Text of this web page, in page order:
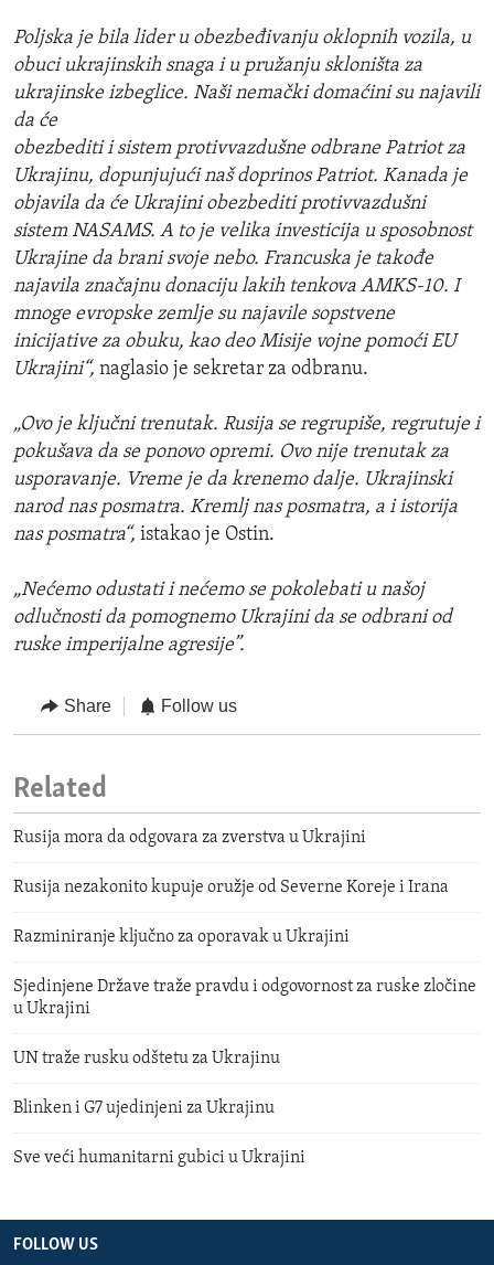
Poljska je bila lider u obezbeđivanju oklopnih vozila, u
obuci ukrajinskih snaga i u pružanju skloništa za
ukrajinske izbeglice. Naši nemački domaćini su najavili
da će
obezbediti i sistem protivvazdušne odbrane Patriot za
Ukrajinu, dopunjujući naš doprinos Patriot. Kanada je
objavila da će Ukrajini obezbediti protivvazdušni
sistem NASAMS. A to je velika investicija u sposobnost
Ukrajine da brani svoje nebo. Francuska je takođe
najavila značajnu donaciju lakih tenkova AMKS-10. I
mnoge evropske zemlje su najavile sopstvene
inicijative za obuku, kao deo Misije vojne pomoći EU
Ukrajini“, naglasio je sekretar za odbranu.
„Ovo je ključni trenutak. Rusija se regrupiše, regrutuje i
pokušava da se ponovo opremi. Ovo nije trenutak za
usporavanje. Vreme je da krenemo dalje. Ukrajinski
narod nas posmatra. Kremlj nas posmatra, a i istorija
nas posmatra“, istakao je Ostin.
„Nećemo odustati i nećemo se pokolebati u našoj
odlučnosti da pomognemo Ukrajini da se odbrani od
ruske imperijalne agresije”.
Share Follow us
Related
Rusija mora da odgovara za zverstva u Ukrajini
Rusija nezakonito kupuje oružje od Severne Koreje i Irana
Razminiranje ključno za oporavak u Ukrajini
Sjedinjene Države traže pravdu i odgovornost za ruske zločine
u Ukrajini
UN traže rusku odštetu za Ukrajinu
Blinken i G7 ujedinjeni za Ukrajinu
Sve veći humanitarni gubici u Ukrajini
FOLLOW US